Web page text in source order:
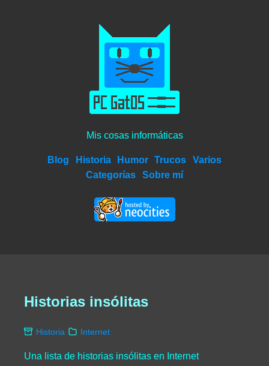
Mis cosas informáticas
Blog Historia Humor Trucos
Varios
Categorías
Sobre mí
Historias insólitas
Historia Internet
Una lista de historias insólitas en Internet